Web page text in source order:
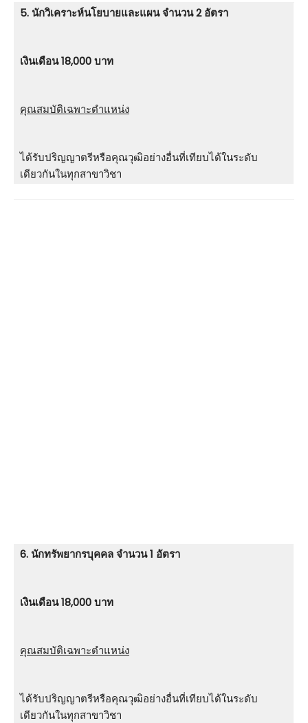
5. นักวิเคราะห์นโยบายและแผน จำนวน 2 อัตรา
เงินเดือน 18,000 บาท
คุณสมบัติเฉพาะตำแหน่ง
ได้รับปริญญาตรีหรือคุณวุฒิอย่างอื่นที่เทียบได้ในระดับ
เดียวกันในทุกสาขาวิชา
6. นักทรัพยากรบุคคล จำนวน 1 อัตรา
เงินเดือน 18,000 บาท
คุณสมบัติเฉพาะตำแหน่ง
ได้รับปริญญาตรีหรือคุณวุฒิอย่างอื่นที่เทียบได้ในระดับ
เดียวกันในทุกสาขาวิชา